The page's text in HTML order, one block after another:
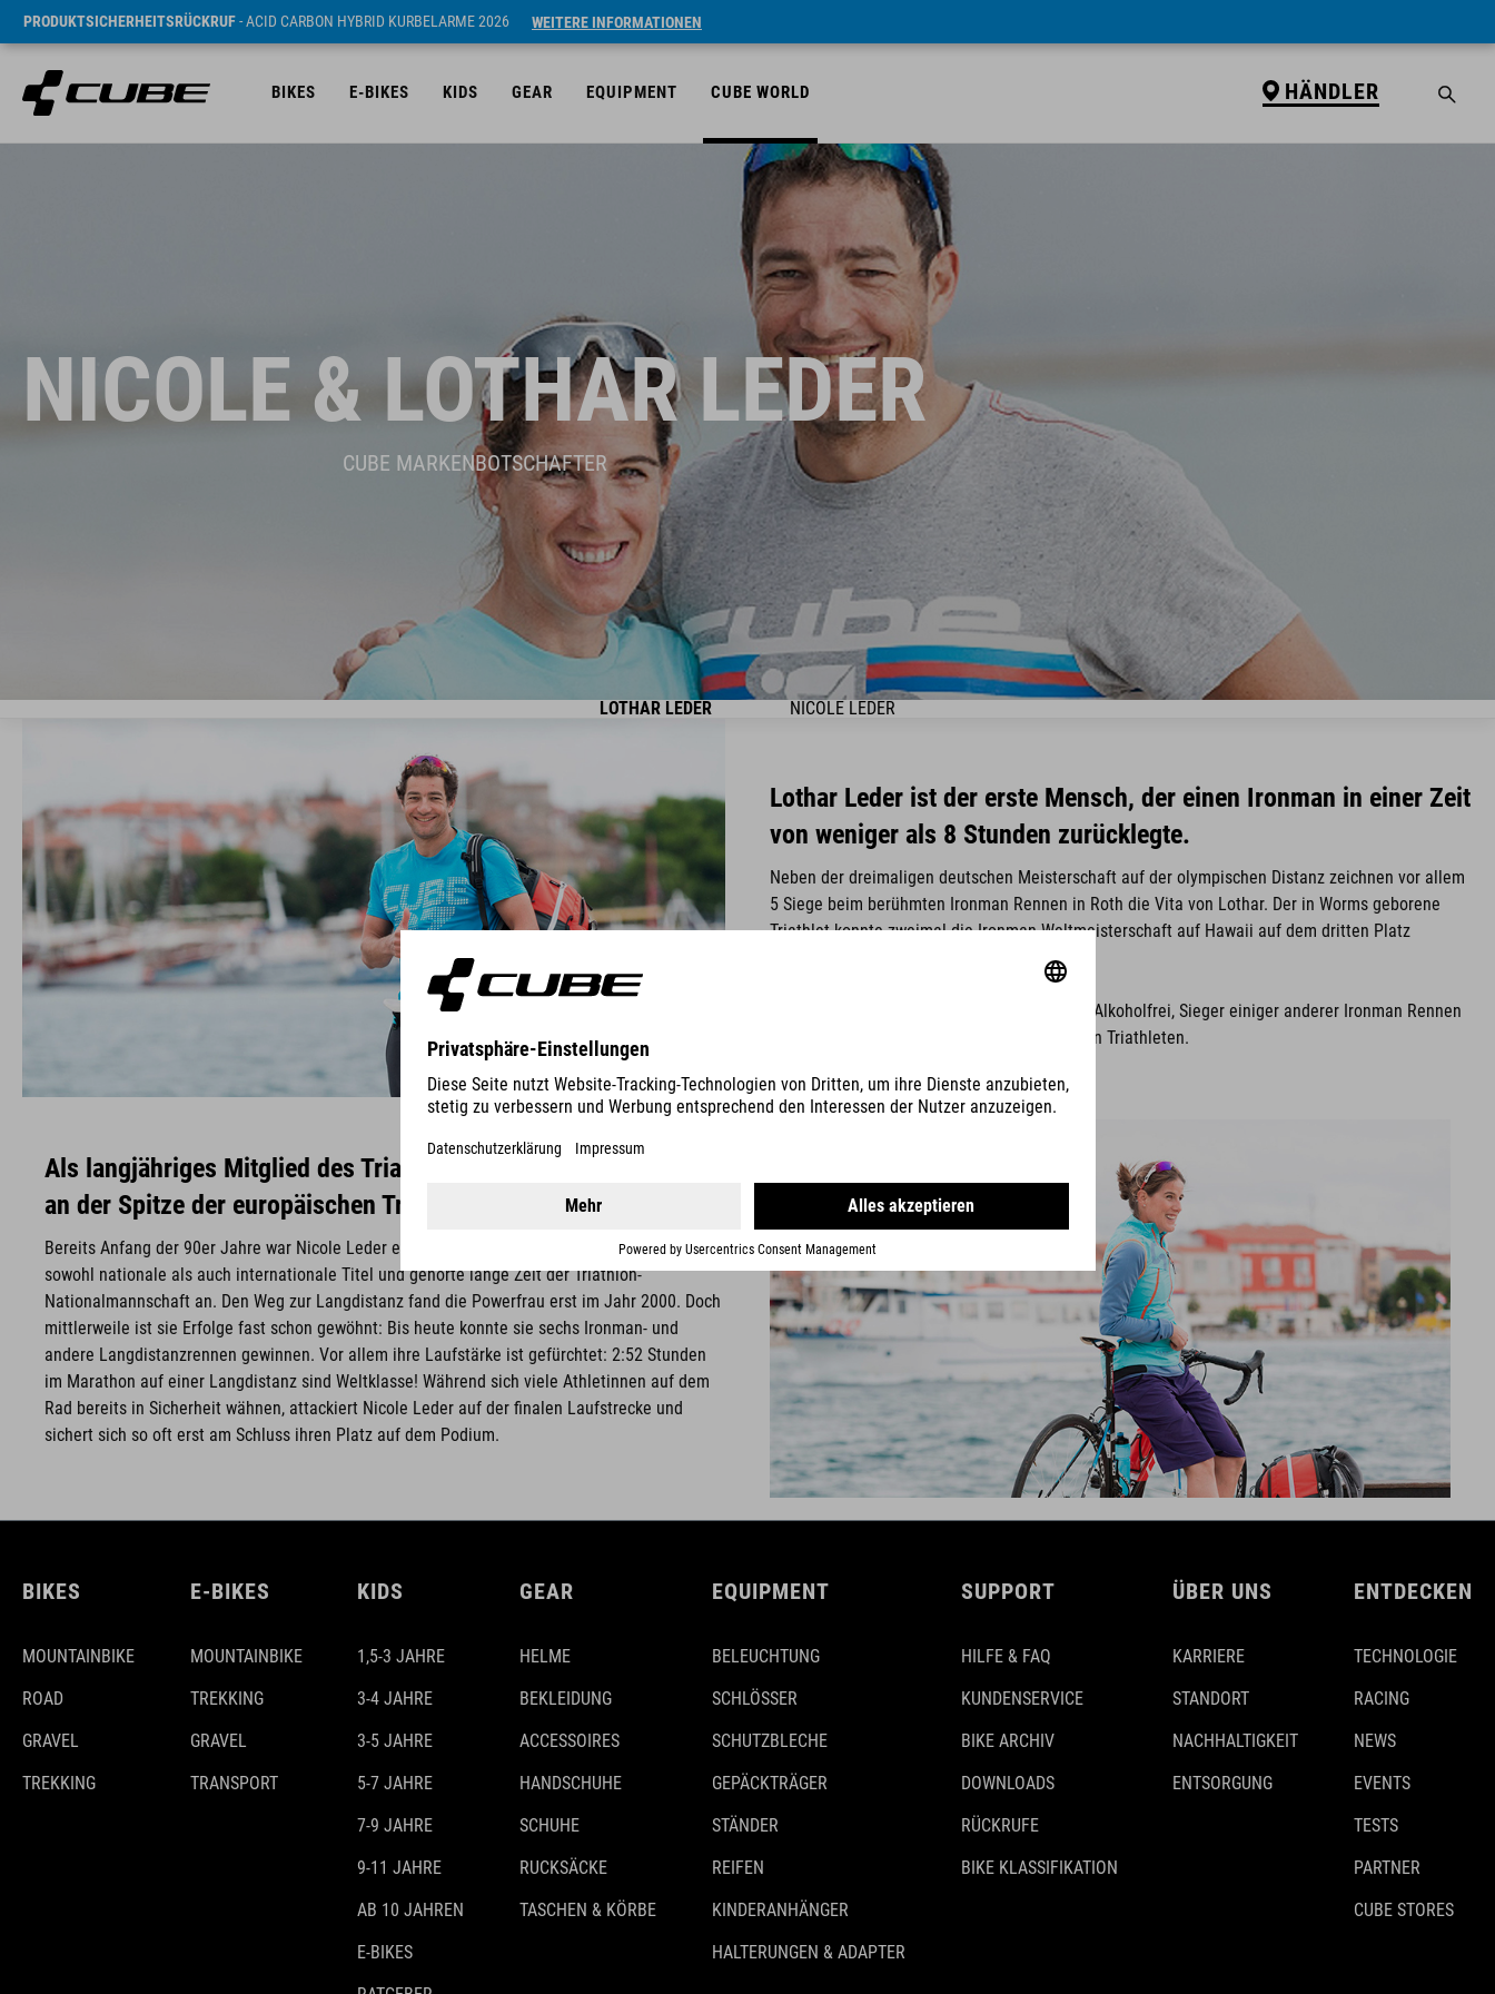
PRODUKTSICHERHEITSRÜCKRUF- ACID CARBON HYBRID KURBELARME 2026 WEITERE INFORMATIONEN
BIKES E-BIKES KIDS GEAR EQUIPMENT CUBE WORLD HÄNDLER
NICOLE & LOTHAR LEDER
CUBE MARKENBOTSCHAFTER
LOTHAR LEDER NICOLE LEDER
Lothar Leder ist der erste Mensch, der einen Ironman in einer Zeit
von weniger als 8 Stunden zurücklegte.
Neben der dreimaligen deutschen Meisterschaft auf der olympischen Distanz zeichnen vor allem
5 Siege beim berühmten Ironman Rennen in Roth die Vita von Lothar. Der in Worms geborene
Triathlet konnte zweimal die Ironman Weltmeisterschaft auf Hawaii auf dem dritten Platz
Zudem ist er, als Mitglied des Team Erdinger Alkoholfrei, Sieger einiger anderer Ironman Rennen
und somit einer der erfolgreichsten deutschen Triathleten.
Als langjähriges Mitglied des Triathlon Nationalteams sitzt sie
an der Spitze der europäischen Triathletinnen.
Bereits Anfang der 90er Jahre war Nicole Leder europäische Spitze im Triathlon: Sie gewann
sowohl nationale als auch internationale Titel und gehörte lange Zeit der Triathlon-
Nationalmannschaft an. Den Weg zur Langdistanz fand die Powerfrau erst im Jahr 2000. Doch
mittlerweile ist sie Erfolge fast schon gewöhnt: Bis heute konnte sie sechs Ironman- und
andere Langdistanzrennen gewinnen. Vor allem ihre Laufstärke ist gefürchtet: 2:52 Stunden
im Marathon auf einer Langdistanz sind Weltklasse! Während sich viele Athletinnen auf dem
Rad bereits in Sicherheit wähnen, attackiert Nicole Leder auf der finalen Laufstrecke und
sichert sich so oft erst am Schluss ihren Platz auf dem Podium.
BIKES
MOUNTAINBIKE
ROAD
GRAVEL
TREKKING
E-BIKES
MOUNTAINBIKE
TREKKING
GRAVEL
TRANSPORT
KIDS
1,5-3 JAHRE
3-4 JAHRE
3-5 JAHRE
5-7 JAHRE
7-9 JAHRE
9-11 JAHRE
AB 10 JAHREN
E-BIKES
GEAR
HELME
BEKLEIDUNG
ACCESSOIRES
HANDSCHUHE
SCHUHE
RUCKSÄCKE
TASCHEN & KÖRBE
EQUIPMENT
BELEUCHTUNG
SCHLÖSSER
SCHUTZBLECHE
GEPÄCKTRÄGER
STÄNDER
REIFEN
KINDERANHÄNGER
HALTERUNGEN & ADAPTER
SUPPORT
HILFE & FAQ
KUNDENSERVICE
BIKE ARCHIV
DOWNLOADS
RÜCKRUFE
BIKE KLASSIFIKATION
ÜBER UNS
KARRIERE
STANDORT
NACHHALTIGKEIT
ENTSORGUNG
ENTDECKEN
TECHNOLOGIE
RACING
NEWS
EVENTS
TESTS
PARTNER
CUBE STORES